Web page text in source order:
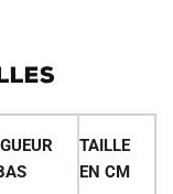
TAILLE
EN CM